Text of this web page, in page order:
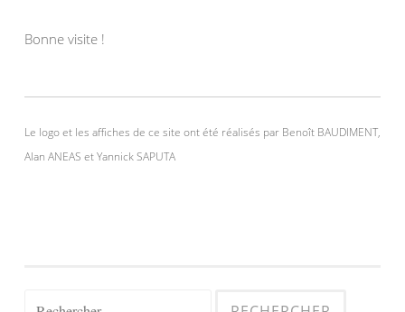
Bonne visite !
Le logo et les affiches de ce site ont été réalisés par Benoît BAUDIMENT,
Alan ANEAS et Yannick SAPUTA
Rechercher :